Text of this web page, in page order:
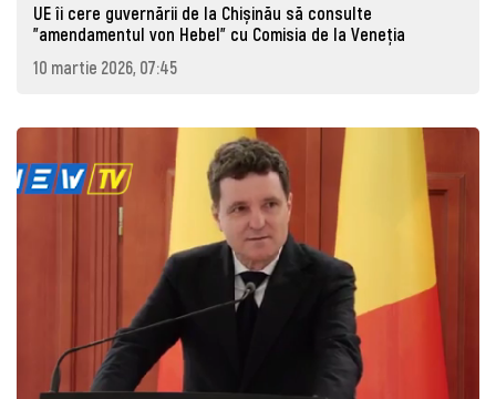
UE îi cere guvernării de la Chișinău să consulte
”amendamentul von Hebel” cu Comisia de la Veneția
10 martie 2026, 07:45